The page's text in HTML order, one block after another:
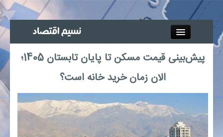
آگهی استخدام
پیوند‌ها
پیش‌بینی قیمت مسکن تا پایان تابستان 1405؛
الان زمان خرید خانه است؟